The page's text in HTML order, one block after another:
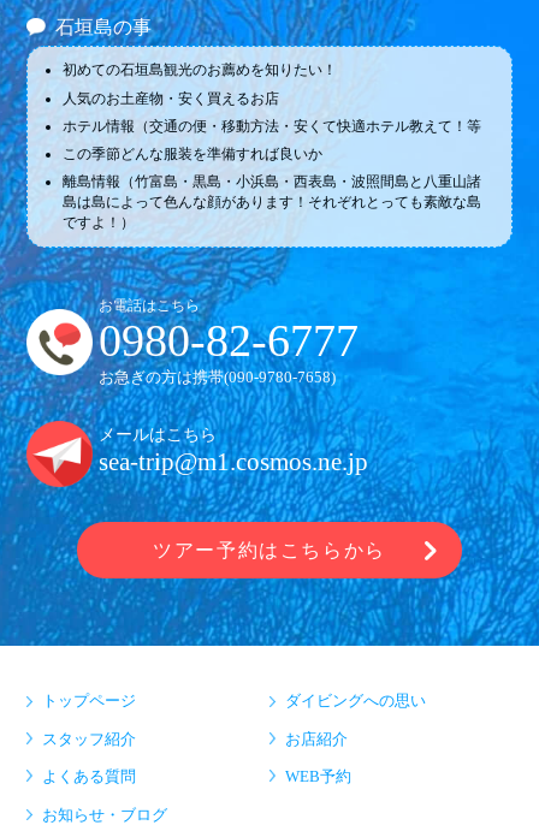
石垣島の事
初めての石垣島観光のお薦めを知りたい！
人気のお土産物・安く買えるお店
ホテル情報（交通の便・移動方法・安くて快適ホテル教えて！等
この季節どんな服装を準備すれば良いか
離島情報（竹富島・黒島・小浜島・西表島・波照間島と八重山諸
島は島によって色んな顔があります！それぞれとっても素敵な島
ですよ！）
お電話はこちら
0980-82-6777
お急ぎの方は携帯(090-9780-7658)
メールはこちら
sea-trip@m1.cosmos.ne.jp
ツアー予約はこちらから
トップページ ダイビングへの思い
スタッフ紹介 お店紹介
よくある質問 WEB予約
お知らせ・ブログ